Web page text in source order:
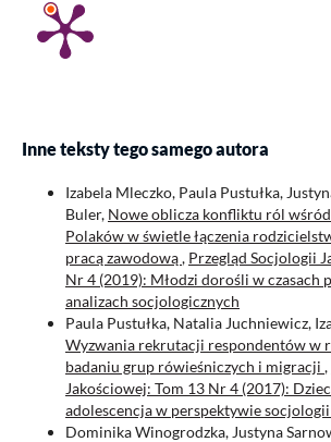
Inne teksty tego samego autora
Izabela Mleczko, Paula Pustułka,
Buler, Nowe oblicza konfliktu ról
Polaków w świetle łączenia
pracą zawodową, Przegląd Socjologii
Nr 4 (2019): Młodzi dorośli w czasach
analizach socjologicznych
Paula Pustułka, Natalia Juchniewicz,
Wyzwania rekrutacji respondentów w
badaniu grup rówieśniczych i migracji ,
Jakościowej: Tom 13 Nr 4 (2017):
adolescencja w perspektywie
Dominika Winogrodzka, Justyna